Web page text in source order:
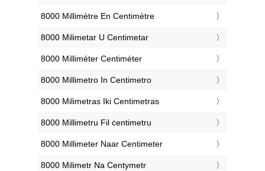
‎8000 Millimètre En Centimètre
‎8000 Milimetar U Centimetar
‎8000 Milliméter Centiméter
‎8000 Millimetro In Centimetro
‎8000 Milimetras Iki Centimetras
‎8000 Millimetru Fil ċentimetru
‎8000 Millimeter Naar Centimeter
‎8000 Milimetr Na Centymetr